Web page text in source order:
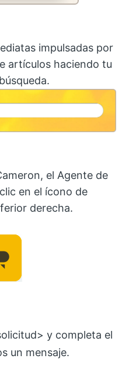
impulsadas por
artículos haciendo tu
el Agente de
en el ícono de
derecha.
y completa el
un mensaje.